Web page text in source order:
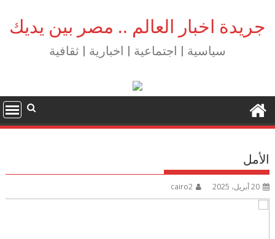
content
جريدة اخبار العالم .. مصر بين يديك
سياسية | اجتماعية | اخبارية | ثقافية
الأمل
20 أبريل، 2025 cairo2